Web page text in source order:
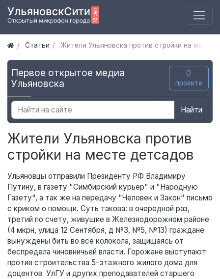
Статьи Жители Ульяновска против стройки на месте
Первое открытое медиа
Ульяновска
О
проекте
Найти
Жители Ульяновска против
стройки на месте детсадов
Ульяновцы отправили Президенту РФ Владимиру
Путину, в газету "Симбирский курьер" и "Народную
Газету", а так же на передачу "Человек и Закон" письмо
с криком о помощи. Суть такова: в очередной раз,
третий по счету, живущие в Железнодорожном районе
(4 мкрн, улица 12 Сентября, д №3, №5, №13) граждане
вынуждены бить во все колокола, защищаясь от
беспредела чиновничьей власти. Горожане выступают
против строительства 5-этажного жилого дома для
доцентов УлГУ и других преподавателей старшего